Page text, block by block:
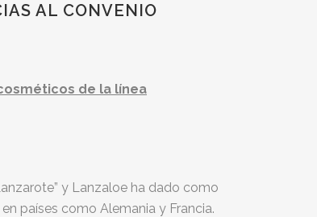
AL CONVENIO
de la línea
y Lanzaloe ha dado como
países como Alemania y Francia.